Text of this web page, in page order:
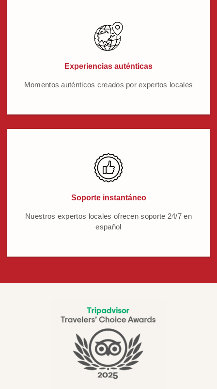
Experiencias auténticas
Momentos auténticos creados por expertos locales
Soporte instantáneo
Nuestros expertos locales ofrecen soporte 24/7 en
español